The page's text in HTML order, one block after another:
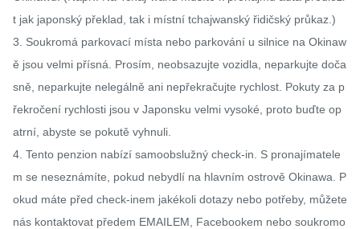
t jak japonský překlad, tak i místní tchajwanský řidičský průkaz.)
3. Soukromá parkovací místa nebo parkování u silnice na Okinaw
ě jsou velmi přísná. Prosím, neobsazujte vozidla, neparkujte doča
sně, neparkujte nelegálně ani nepřekračujte rychlost. Pokuty za p
řekročení rychlosti jsou v Japonsku velmi vysoké, proto buďte op
atrní, abyste se pokutě vyhnuli.
4. Tento penzion nabízí samoobslužný check-in. S pronajímatele
m se neseznámíte, pokud nebydlí na hlavním ostrově Okinawa. P
okud máte před check-inem jakékoli dotazy nebo potřeby, můžete
nás kontaktovat předem EMAILEM, Facebookem nebo soukromo